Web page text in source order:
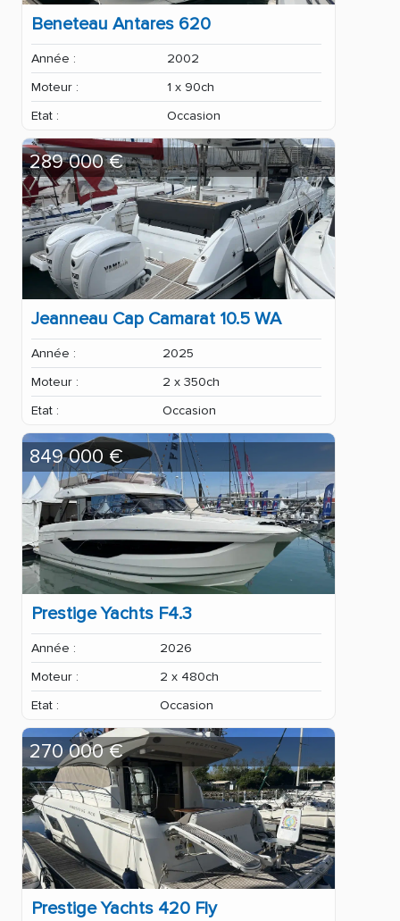
Beneteau Antares 620
Année :
2002
Moteur :
1 x 90ch
Etat :
Occasion
Jeanneau Cap Camarat 10.5 WA
Année :
2025
Moteur :
2 x 350ch
Etat :
Occasion
289 000 €
Prestige Yachts F4.3
Année :
2026
Moteur :
2 x 480ch
Etat :
Occasion
849 000 €
Prestige Yachts 420 Fly
270 000 €